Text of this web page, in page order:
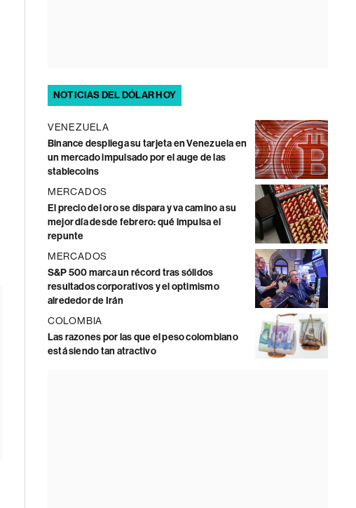
NOTICIAS DEL DÓLAR HOY
VENEZUELA
Binance despliega su tarjeta en Venezuela en
un mercado impulsado por el auge de las
stablecoins
MERCADOS
El precio del oro se dispara y va camino a su
mejor día desde febrero: qué impulsa el
repunte
MERCADOS
S&P 500 marca un récord tras sólidos
resultados corporativos y el optimismo
alrededor de Irán
COLOMBIA
Las razones por las que el peso colombiano
está siendo tan atractivo